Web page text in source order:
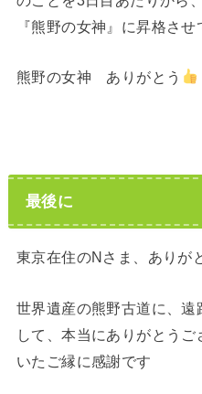
『熊野の女神』に昇格させ
熊野の女神 ありがとう
最後に
東京在住のNさま、ありが
世界遺産の熊野古道に、遠
して、本当にありがとう
いたご縁に感謝です